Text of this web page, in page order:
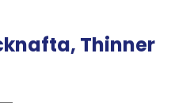
Thinner